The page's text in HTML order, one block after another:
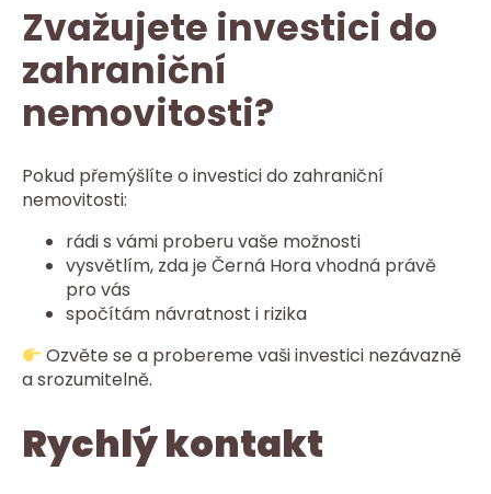
Zvažujete investici do
zahraniční
nemovitosti?
Pokud přemýšlíte o investici do zahraniční
nemovitosti:
rádi s vámi proberu vaše možnosti
vysvětlím, zda je Černá Hora vhodná právě
pro vás
spočítám návratnost i rizika
Ozvěte se a probereme vaši investici nezávazně
a srozumitelně.
Rychlý kontakt